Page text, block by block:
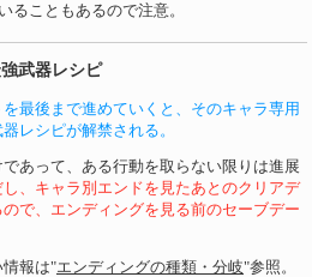
ることもあるので注意。
武器レシピ
最後まで進めていくと、そのキャラ専用
レシピが解禁される。
あって、ある行動を取らない限りは進展
し、キャラ別エンドを見たあとのクリアデ
で、エンディングを見る前のセーブデー
情報は"エンディングの種類・分岐"参照。